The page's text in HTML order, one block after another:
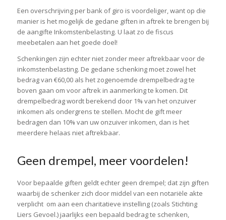
Een overschrijving per bank of giro is voordeliger, want op die
manier is het mogelijk de gedane giften in aftrek te brengen bij
de aangifte Inkomstenbelasting. U laat zo de fiscus
meebetalen aan het goede doel!
Schenkingen zijn echter niet zonder meer aftrekbaar voor de
inkomstenbelasting. De gedane schenking moet zowel het
bedrag van €60,00 als het zogenoemde drempelbedrag te
boven gaan om voor aftrek in aanmerking te komen. Dit
drempelbedrag wordt berekend door 1% van het onzuiver
inkomen als ondergrens te stellen. Mocht de gift meer
bedragen dan 10% van uw onzuiver inkomen, dan is het
meerdere helaas niet aftrekbaar.
Geen drempel, meer voordelen!
Voor bepaalde giften geldt echter geen drempel; dat zijn giften
waarbij de schenker zich door middel van een notariële akte
verplicht om aan een charitatieve instelling (zoals Stichting
Liers Gevoel.) jaarlijks een bepaald bedrag te schenken,